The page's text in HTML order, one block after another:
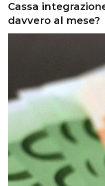
Cassa
davvero al mese?